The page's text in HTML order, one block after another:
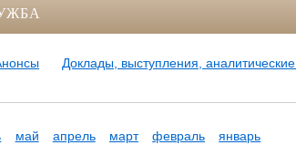
Доклады, выступления,
май апрель март февраль
январь